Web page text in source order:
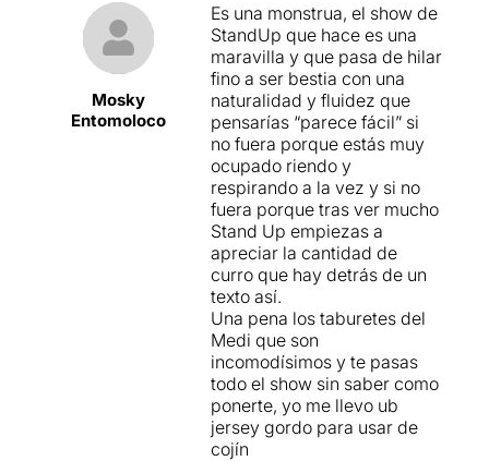
Mosky
Entomoloco
Es una monstrua, el show de
StandUp que hace es una
maravilla y que pasa de hilar
fino a ser bestia con una
naturalidad y fluidez que
pensarías “parece fácil” si
no fuera porque estás muy
ocupado riendo y
respirando a la vez y si no
fuera porque tras ver mucho
Stand Up empiezas a
apreciar la cantidad de
curro que hay detrás de un
texto así.
Una pena los taburetes del
Medi que son
incomodísimos y te pasas
todo el show sin saber como
ponerte, yo me llevo ub
jersey gordo para usar de
cojín